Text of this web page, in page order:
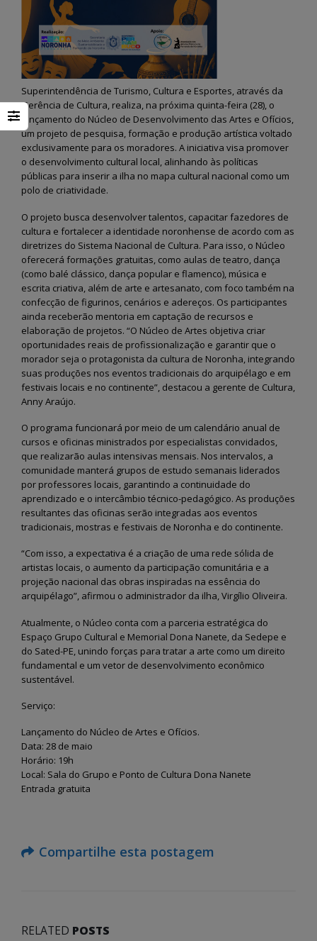
Superintendência de Turismo, Cultura e Esportes, através da
Gerência de Cultura, realiza, na próxima quinta-feira (28), o
lançamento do Núcleo de Desenvolvimento das Artes e Ofícios,
um projeto de pesquisa, formação e produção artística voltado
exclusivamente para os moradores. A iniciativa visa promover
o desenvolvimento cultural local, alinhando às políticas
públicas para inserir a ilha no mapa cultural nacional como um
polo de criatividade.
O projeto busca desenvolver talentos, capacitar fazedores de
cultura e fortalecer a identidade noronhense de acordo com as
diretrizes do Sistema Nacional de Cultura. Para isso, o Núcleo
oferecerá formações gratuitas, como aulas de teatro, dança
(como balé clássico, dança popular e flamenco), música e
escrita criativa, além de arte e artesanato, com foco também na
confecção de figurinos, cenários e adereços. Os participantes
ainda receberão mentoria em captação de recursos e
elaboração de projetos. “O Núcleo de Artes objetiva criar
oportunidades reais de profissionalização e garantir que o
morador seja o protagonista da cultura de Noronha, integrando
suas produções nos eventos tradicionais do arquipélago e em
festivais locais e no continente”, destacou a gerente de Cultura,
Anny Araújo.
O programa funcionará por meio de um calendário anual de
cursos e oficinas ministrados por especialistas convidados,
que realizarão aulas intensivas mensais. Nos intervalos, a
comunidade manterá grupos de estudo semanais liderados
por professores locais, garantindo a continuidade do
aprendizado e o intercâmbio técnico-pedagógico. As produções
resultantes das oficinas serão integradas aos eventos
tradicionais, mostras e festivais de Noronha e do continente.
“Com isso, a expectativa é a criação de uma rede sólida de
artistas locais, o aumento da participação comunitária e a
projeção nacional das obras inspiradas na essência do
arquipélago”, afirmou o administrador da ilha, Virgílio Oliveira.
Atualmente, o Núcleo conta com a parceria estratégica do
Espaço Grupo Cultural e Memorial Dona Nanete, da Sedepe e
do Sated-PE, unindo forças para tratar a arte como um direito
fundamental e um vetor de desenvolvimento econômico
sustentável.
Serviço:
Lançamento do Núcleo de Artes e Ofícios.
Data: 28 de maio
Horário: 19h
Local: Sala do Grupo e Ponto de Cultura Dona Nanete
Entrada gratuita
Compartilhe esta postagem
RELATED POSTS
Fernando de Noronha vai
dar início ao programa
“Noronha na Palma da
Mão”, um sistema digital moderno
para o recadastramento dos
moradores
3 de julho de 2026
Noronha terá Arena da
jogos do Brasil
12 de junho de 2026
Fernando de Noronha
celebra tradições juninas
com programação especial
para toda a comunidade e turistas
12 de junho de 2026
Semana do Meio
2026 mobiliza
em Fernando de
com ações de sustentabilidade
educação ambiental
28 de maio de 2026
Fernando de Noronha
foco em literatura, arte e
sustentabilidade
Fernando de Noronha
ganha Núcleo de
Ofícios para
cultura local
25 de maio de 2026